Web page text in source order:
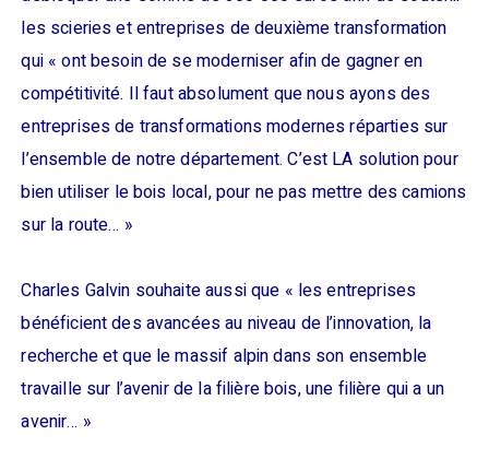
les scieries et entreprises de deuxième transformation
qui « ont besoin de se moderniser afin de gagner en
compétitivité. Il faut absolument que nous ayons des
entreprises de transformations modernes réparties sur
l’ensemble de notre département. C’est LA solution pour
bien utiliser le bois local, pour ne pas mettre des camions
sur la route… »
Charles Galvin souhaite aussi que « les entreprises
bénéficient des avancées au niveau de l’innovation, la
recherche et que le massif alpin dans son ensemble
travaille sur l’avenir de la filière bois, une filière qui a un
avenir… »